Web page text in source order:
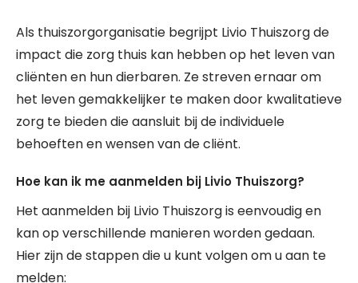
Als thuiszorgorganisatie begrijpt Livio Thuiszorg de
impact die zorg thuis kan hebben op het leven van
cliënten en hun dierbaren. Ze streven ernaar om
het leven gemakkelijker te maken door kwalitatieve
zorg te bieden die aansluit bij de individuele
behoeften en wensen van de cliënt.
Hoe kan ik me aanmelden bij Livio Thuiszorg?
Het aanmelden bij Livio Thuiszorg is eenvoudig en
kan op verschillende manieren worden gedaan.
Hier zijn de stappen die u kunt volgen om u aan te
melden: